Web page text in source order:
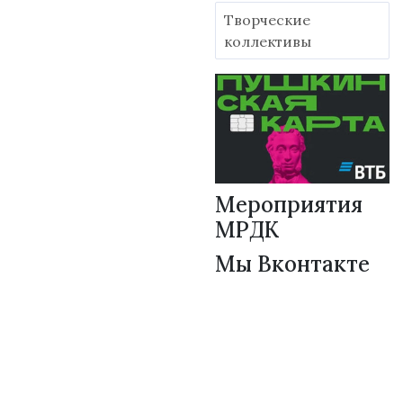
Творческие
коллективы
Мероприятия
МРДК
Мы Вконтакте